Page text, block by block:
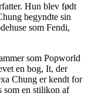
Hun blev født
begyndte sin
som Fendi,
som Popworld
en bog, It, der
Chung er kendt for
som en stilikon af